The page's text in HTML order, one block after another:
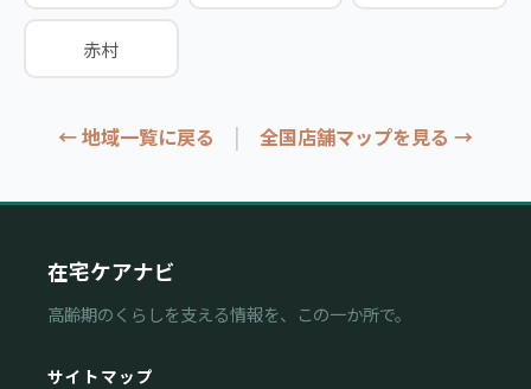
赤村
← 地域一覧に戻る | 全国店舗マップを見る →
在宅ケアナビ
高齢期のくらしを支える情報を、この一か所で。
サイトマップ